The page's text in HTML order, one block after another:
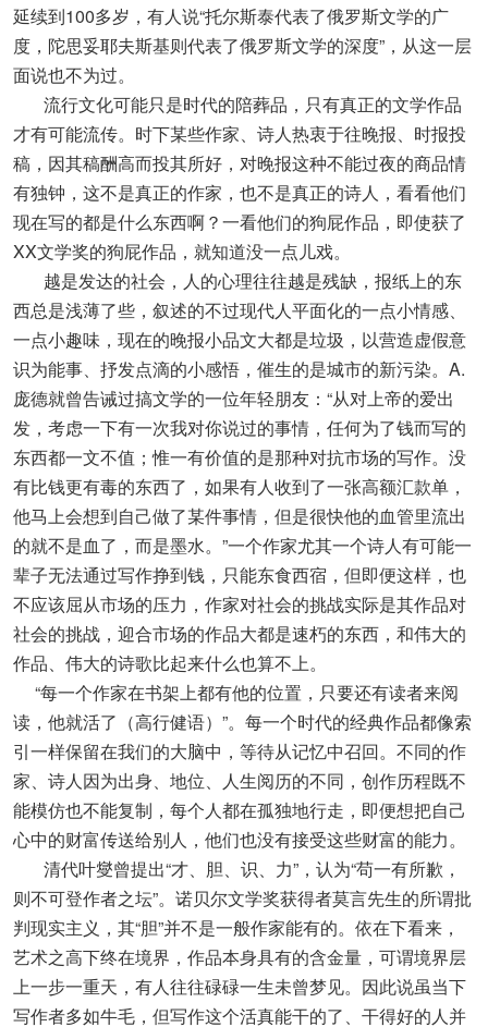
延续到100多岁，有人说“托尔斯泰代表了俄罗斯文学的广
度，陀思妥耶夫斯基则代表了俄罗斯文学的深度”，从这一层
面说也不为过。
流行文化可能只是时代的陪葬品，只有真正的文学作品
才有可能流传。时下某些作家、诗人热衷于往晚报、时报投
稿，因其稿酬高而投其所好，对晚报这种不能过夜的商品情
有独钟，这不是真正的作家，也不是真正的诗人，看看他们
现在写的都是什么东西啊？一看他们的狗屁作品，即使获了
XX文学奖的狗屁作品，就知道没一点儿戏。
越是发达的社会，人的心理往往越是残缺，报纸上的东
西总是浅薄了些，叙述的不过现代人平面化的一点小情感、
一点小趣味，现在的晚报小品文大都是垃圾，以营造虚假意
识为能事、抒发点滴的小感悟，催生的是城市的新污染。A.
庞德就曾告诫过搞文学的一位年轻朋友：“从对上帝的爱出
发，考虑一下有一次我对你说过的事情，任何为了钱而写的
东西都一文不值；惟一有价值的是那种对抗市场的写作。没
有比钱更有毒的东西了，如果有人收到了一张高额汇款单，
他马上会想到自己做了某件事情，但是很快他的血管里流出
的就不是血了，而是墨水。”一个作家尤其一个诗人有可能一
辈子无法通过写作挣到钱，只能东食西宿，但即便这样，也
不应该屈从市场的压力，作家对社会的挑战实际是其作品对
社会的挑战，迎合市场的作品大都是速朽的东西，和伟大的
作品、伟大的诗歌比起来什么也算不上。
“每一个作家在书架上都有他的位置，只要还有读者来阅
读，他就活了（高行健语）”。每一个时代的经典作品都像索
引一样保留在我们的大脑中，等待从记忆中召回。不同的作
家、诗人因为出身、地位、人生阅历的不同，创作历程既不
能模仿也不能复制，每个人都在孤独地行走，即便想把自己
心中的财富传送给别人，他们也没有接受这些财富的能力。
清代叶燮曾提出“才、胆、识、力”，认为“苟一有所歉，
则不可登作者之坛”。诺贝尔文学奖获得者莫言先生的所谓批
判现实主义，其“胆”并不是一般作家能有的。依在下看来，
艺术之高下终在境界，作品本身具有的含金量，可谓境界层
上一步一重天，有人往往碌碌一生未曾梦见。因此说虽当下
写作者多如牛毛，但写作这个活真能干的了、干得好的人并